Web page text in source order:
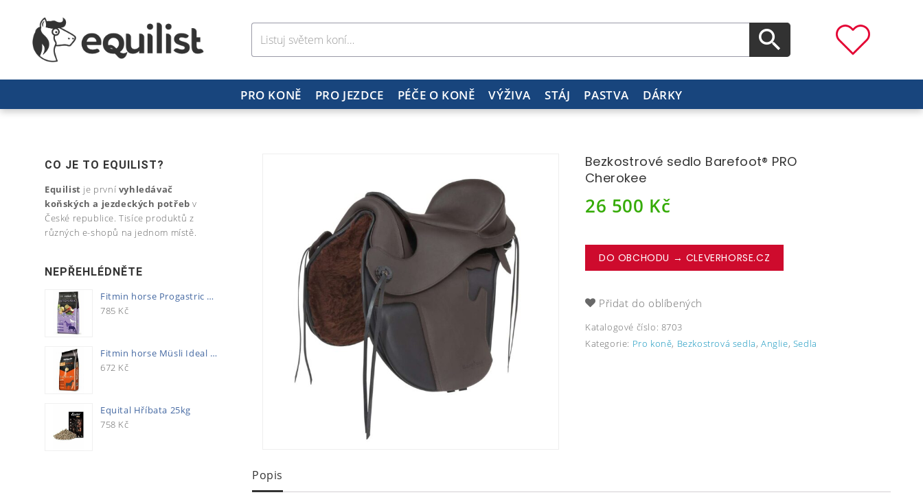
PRO KONĚ PRO JEZDCE PÉČE O KONĚ VÝŽIVA STÁJ PASTVA DÁRKY
Bezkostrové sedlo Barefoot® PRO
Cherokee
26 500 Kč
DO OBCHODU → CLEVERHORSE.CZ
Přidat do oblíbených
Katalogové číslo: 8703
Kategorie: Pro koně, Bezkostrová sedla,Anglie, Sedla
Popis
CO JE TO EQUILIST?
Equilist je první vyhledávač
koňských a jezdeckých potřeb v
České republice. Tisíce produktů z
různých e-shopů na jednom místě.
NEPŘEHLÉDNĚTE
Fitmin horse Progastric 20kg
785 Kč
Fitmin horse Müsli Ideal 20kg
672 Kč
Equital Hříbata 25kg
758 Kč